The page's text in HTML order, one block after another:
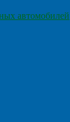
автомобилей